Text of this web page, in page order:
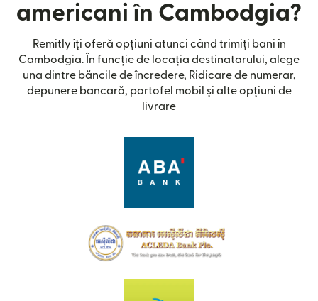
americani în Cambodgia?
Remitly îți oferă opțiuni atunci când trimiți bani în
Cambodgia. În funcție de locația destinatarului, alege
una dintre băncile de încredere, Ridicare de numerar,
depunere bancară, portofel mobil și alte opțiuni de
livrare